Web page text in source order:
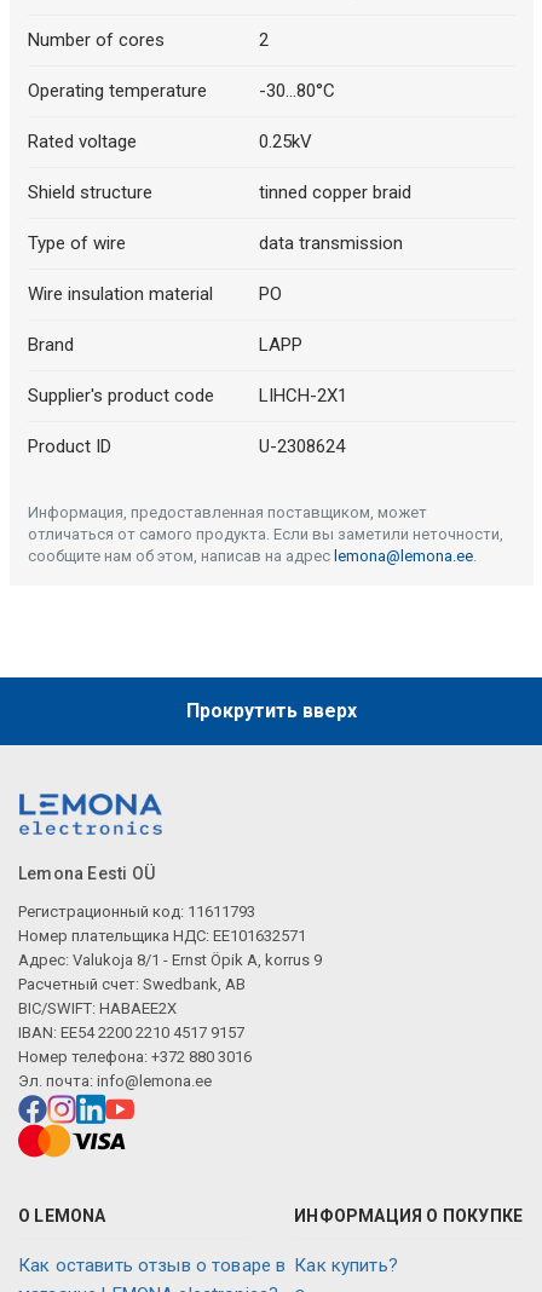
Number of cores 2
Operating temperature -30...80°C
Rated voltage 0.25kV
Shield structure tinned copper braid
Type of wire data transmission
Wire insulation material PO
Brand LAPP
Supplier's product code LIHCH-2X1
Product ID U-2308624
Информация, предоставленная поставщиком, может
отличаться от самого продукта. Если вы заметили неточности,
сообщите нам об этом, написав на адрес lemona@lemona.ee.
Прокрутить вверх
Lemona Eesti OÜ
Регистрационный код: 11611793
Номер плательщика НДС: EE101632571
Адрес: Valukoja 8/1 - Ernst Öpik A, korrus 9
Расчетный счет: Swedbank, AB
BIC/SWIFT: HABAEE2X
IBAN: EE54 2200 2210 4517 9157
Номер телефона: +372 880 3016
Эл. почта: info@lemona.ee
О LEMONA
Как оставить отзыв о товаре в
ИНФОРМАЦИЯ О ПОКУПКЕ
Как купить?